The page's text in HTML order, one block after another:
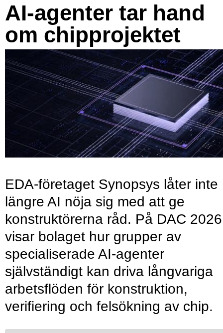
AI-agenter tar hand
om chipprojektet
EDA-företaget Synopsys låter inte
längre AI nöja sig med att ge
konstruktörerna råd. På DAC 2026
visar bolaget hur grupper av
specialiserade AI-agenter
självständigt kan driva långvariga
arbetsflöden för konstruktion,
verifiering och felsökning av chip.